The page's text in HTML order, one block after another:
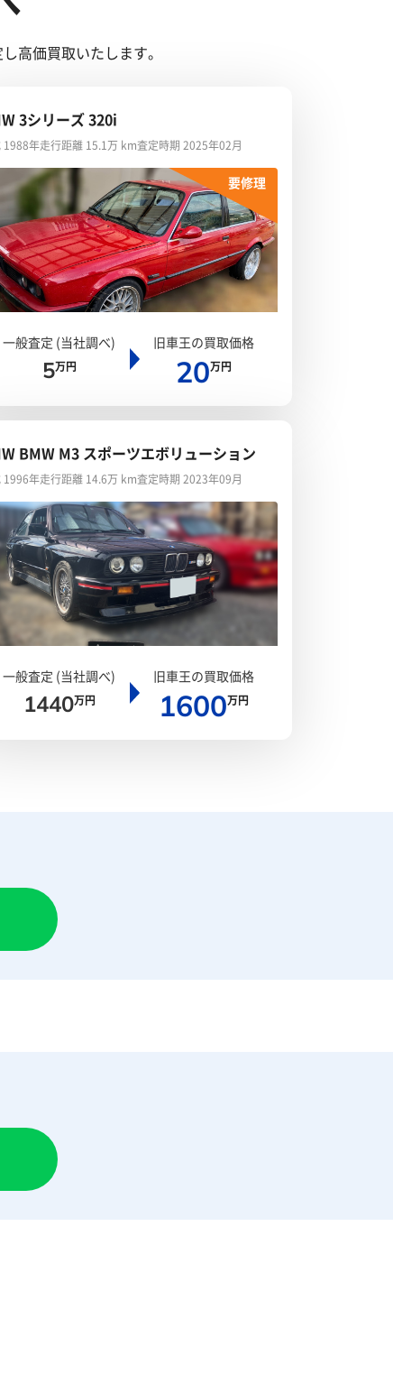
高価買取いたします。
3シリーズ 320i
1988年走行距離 15.1万 km査定時期 2025年02月
要修理
一般査定 (当社調べ)
5万円
旧車王の買取価格
20万円
BMW M3 スポーツエボリューション
1996年走行距離 14.6万 km査定時期 2023年09月
一般査定 (当社調べ)
1440万円
旧車王の買取価格
1600万円